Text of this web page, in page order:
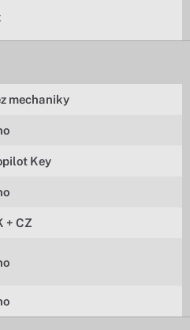
mechaniky
Key
+ CZ